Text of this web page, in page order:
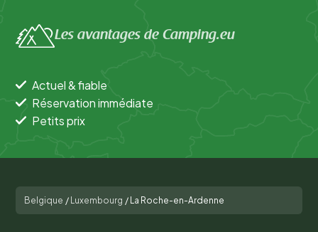
Les avantages de Camping.eu
Actuel & fiable
Réservation immédiate
Petits prix
Belgique / Luxembourg / La Roche-en-Ardenne